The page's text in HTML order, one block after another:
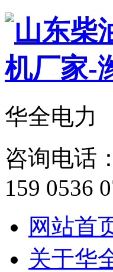
华全电力
咨询电话：
159 0536
网站首
关于华